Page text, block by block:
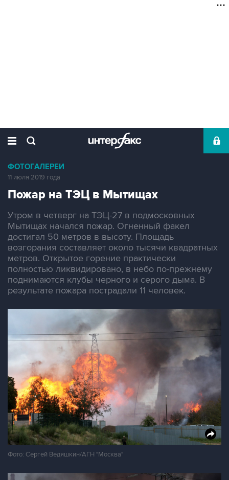
ФОТОГАЛЕРЕИ
11 июля 2019 года
Пожар на ТЭЦ в Мытищах
Утром в четверг на ТЭЦ-27 в подмосковных
Мытищах начался пожар. Огненный факел
достигал 50 метров в высоту. Площадь
возгорания составляет около тысячи квадратных
метров. Открытое горение практически
полностью ликвидировано, в небо по-прежнему
поднимаются клубы черного и серого дыма. В
результате пожара пострадали 11 человек.
Фото: Сергей Ведяшкин/АГН "Москва"